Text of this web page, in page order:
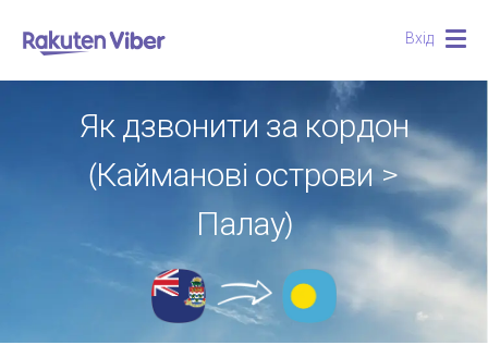
Вхід
Як дзвонити за кордон
(Кайманові острови >
Палау)